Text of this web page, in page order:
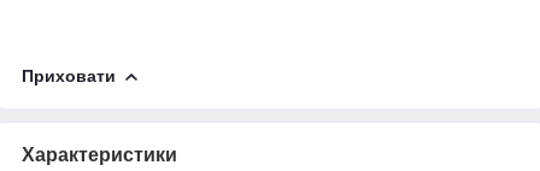
Приховати
Характеристики